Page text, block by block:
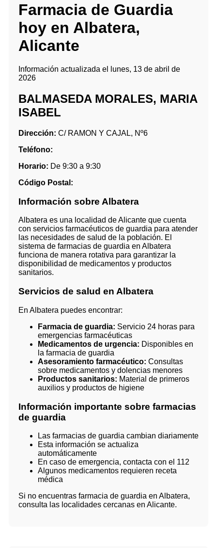
Farmacia de Guardia
hoy en Albatera,
Alicante
Información actualizada el lunes, 13 de abril de
2026
BALMASEDA MORALES, MARIA
ISABEL
Dirección: C/ RAMON Y CAJAL, Nº6
Teléfono:
Horario: De 9:30 a 9:30
Código Postal:
Información sobre Albatera
Albatera es una localidad de Alicante que cuenta
con servicios farmacéuticos de guardia para atender
las necesidades de salud de la población. El
sistema de farmacias de guardia en Albatera
funciona de manera rotativa para garantizar la
disponibilidad de medicamentos y productos
sanitarios.
Servicios de salud en Albatera
En Albatera puedes encontrar:
Farmacia de guardia: Servicio 24 horas para
emergencias farmacéuticas
Medicamentos de urgencia: Disponibles en
la farmacia de guardia
Asesoramiento farmacéutico: Consultas
sobre medicamentos y dolencias menores
Productos sanitarios: Material de primeros
auxilios y productos de higiene
Información importante sobre farmacias
de guardia
Las farmacias de guardia cambian diariamente
Esta información se actualiza
automáticamente
En caso de emergencia, contacta con el 112
Algunos medicamentos requieren receta
médica
Si no encuentras farmacia de guardia en Albatera,
consulta las localidades cercanas en Alicante.